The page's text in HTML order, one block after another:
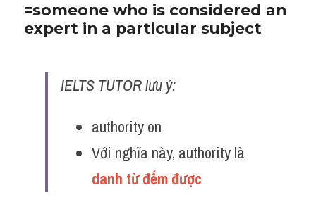
=someone who is considered an
expert in a particular subject
IELTS TUTOR lưu ý:
authority on
danh từ đếm được